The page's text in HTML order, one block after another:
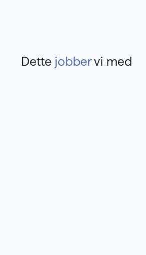
Dette jobbervi med